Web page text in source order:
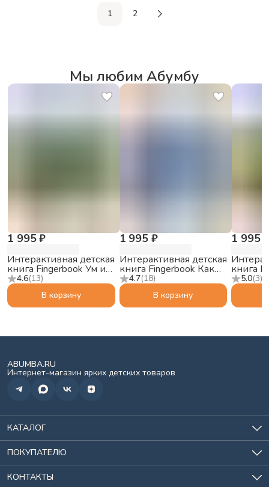
1 2
Мы любим Абумбу
4.6(13)
1 995 ₽
Интерактивная детская
книга Fingerbook Ум и
Хрум
В корзину
4.7(18)
1 995 ₽
Интерактивная детская
книга Fingerbook Как
звучат сны
В корзину
5.0(3)
1 995
книга
Ми-
ABUMBA.RU
Интернет-магазин ярких детских товаров
КАТАЛОГ
Игрушки
Для кормления
Хранение
Спорт и отдых
ПОКУПАТЕЛЮ
О нас
История заказов
КОНТАКТЫ